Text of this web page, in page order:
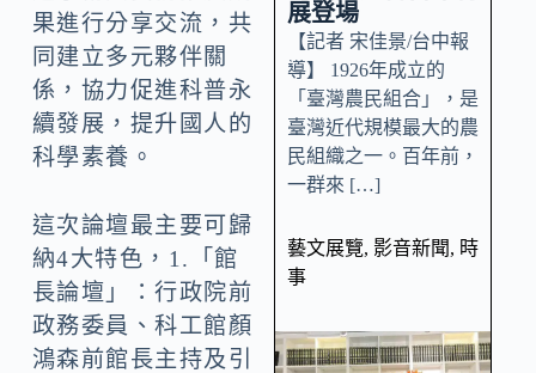
果進行分享交流，共
同建立多元夥伴關
係，協力促進科普永
續發展，提升國人的
科學素養。
這次論壇最主要可歸
納4大特色，1.「館
長論壇」：行政院前
政務委員、科工館顏
鴻森前館長主持及引
展登場
【記者 宋佳景/台中報
導】 1926年成立的
「臺灣農民組合」，是
臺灣近代規模最大的農
民組織之一。百年前，
一群來 […]
藝文展覽, 影音新聞, 時
事